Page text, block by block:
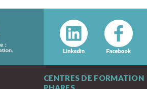
CENTRES DE FORMATION